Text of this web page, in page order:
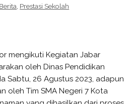
Berita Prestasi Sekolah
mengikuti Kegiatan Jabar
oleh Dinas Pendidikan
Sabtu, 26 Agustus 2023, adapun
oleh Tim SMA Negeri 7 Kota